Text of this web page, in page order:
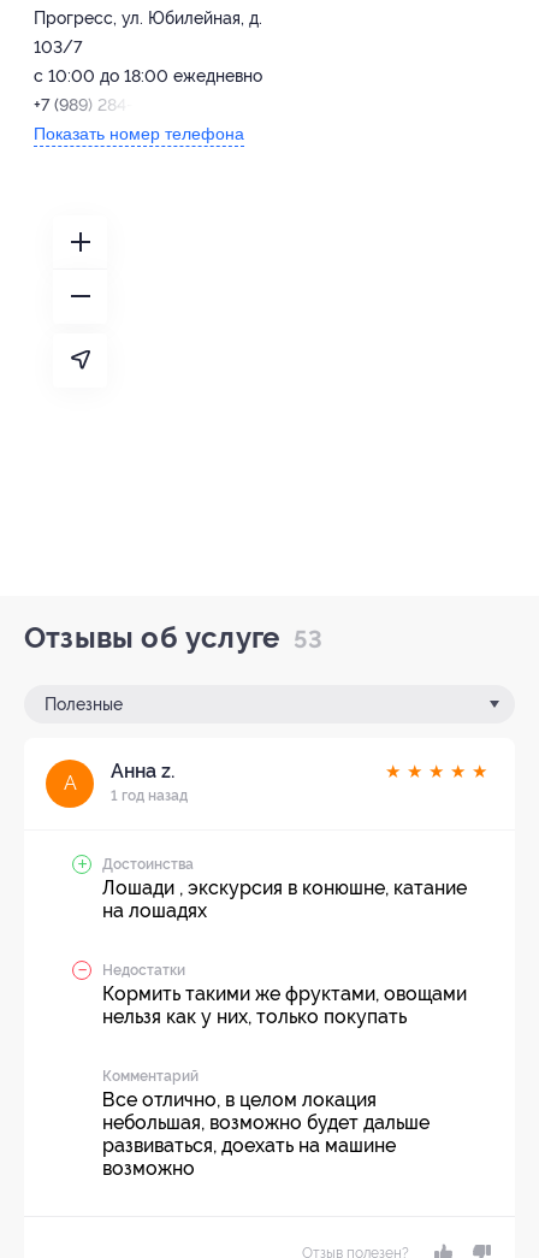
Прогресс, ул. Юбилейная, д.
103/7
с 10:00 до 18:00 ежедневно
+7 (989) 284-00-40
Показать номер телефона
Отзывы об услуге 53
Полезные
А
Анна z.
1 год назад
★ ★ ★ ★ ★
Достоинства
Лошади , экскурсия в конюшне, катание
на лошадях
Недостатки
Кормить такими же фруктами, овощами
нельзя как у них, только покупать
Комментарий
Все отлично, в целом локация
небольшая, возможно будет дальше
развиваться, доехать на машине
возможно
Отзыв полезен?